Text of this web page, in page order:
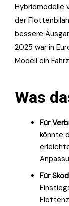
Hybridmodelle
der
bessere
2025 war in
Modell ein
Was
Für
könnte
Für